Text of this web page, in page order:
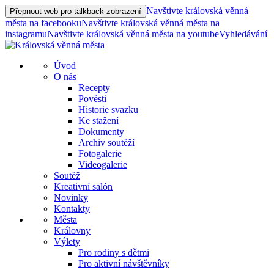
Přepnout web pro talkback zobrazení Navštivte královská věnná
města na facebookuNavštivte královská věnná města na
instagramuNavštivte královská věnná města na youtubeVyhledávání
Úvod
O nás
Recepty
Pověsti
Historie svazku
Ke stažení
Dokumenty
Archiv soutěží
Fotogalerie
Videogalerie
Soutěž
Kreativní salón
Novinky
Kontakty
Města
Královny
Výlety
Pro rodiny s dětmi
Pro aktivní návštěvníky